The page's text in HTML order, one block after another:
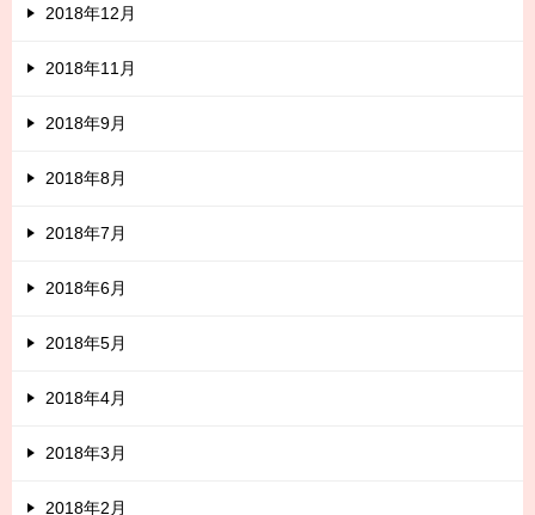
2018年12月
2018年11月
2018年9月
2018年8月
2018年7月
2018年6月
2018年5月
2018年4月
2018年3月
2018年2月